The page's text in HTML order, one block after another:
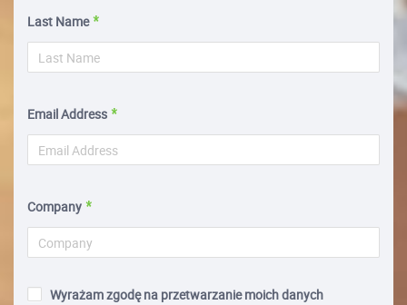
Last Name
Email Address
Company
Wyrażam zgodę na przetwarzanie moich danych